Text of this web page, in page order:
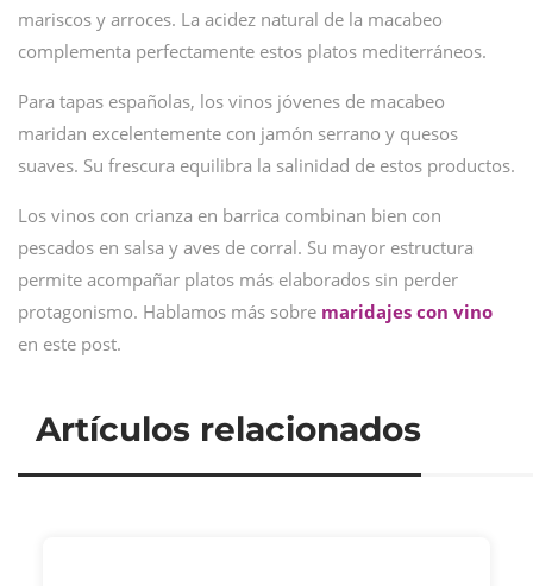
mariscos y arroces. La acidez natural de la macabeo
complementa perfectamente estos platos mediterráneos.
Para tapas españolas, los vinos jóvenes de macabeo
maridan excelentemente con jamón serrano y quesos
suaves. Su frescura equilibra la salinidad de estos productos.
Los vinos con crianza en barrica combinan bien con
pescados en salsa y aves de corral. Su mayor estructura
permite acompañar platos más elaborados sin perder
protagonismo. Hablamos más sobre maridajes con vino
en este post.
Artículos relacionados